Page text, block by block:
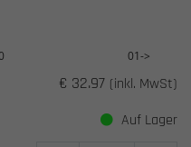
01->
€ 32.97 (inkl. MwSt)
Auf Lager